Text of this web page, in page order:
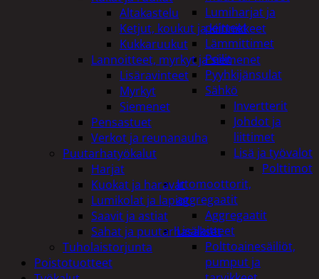
Lumiharjat ja
peitteet
Lämmittimet
Peilit
Pyyhkijänsulat
Sähkö
Invertterit
Johdot ja
liittimet
Lisä ja työvalot
Polttimot
Irtomoottorit,
aggregaatit
Aggregaatit
Lisälaitteet
Polttoainesäiliöt,
pumput ja
Altakastelu
Ketjut, koukut ja kiinnikkeet
Kukkaruukut
Lannoitteet, myrkyt ja siemenet
Lisäravinteet
Myrkyt
Siemenet
Pensastuet
Verkot ja reunanauha
Puutarhatyökalut
Harjat
Kuokat ja haravat
Lumikolat ja lapiot
Saavit ja astiat
Sahat ja puutarhasakset
Tuholaistorjunta
Poistotuotteet